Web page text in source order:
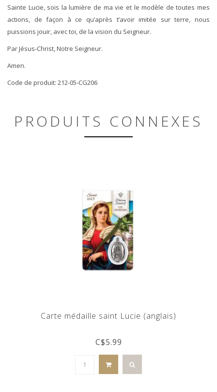
Sainte Lucie, sois la lumière de ma vie et le modèle de toutes mes
actions, de façon à ce qu’après t’avoir imitée sur terre, nous
puissions jouir, avec toi, de la vision du Seigneur.
Par Jésus-Christ, Notre Seigneur.
Amen.
Code de produit: 212-05-CG206
PRODUITS CONNEXES
Carte médaille saint Lucie (anglais)
C$5.99